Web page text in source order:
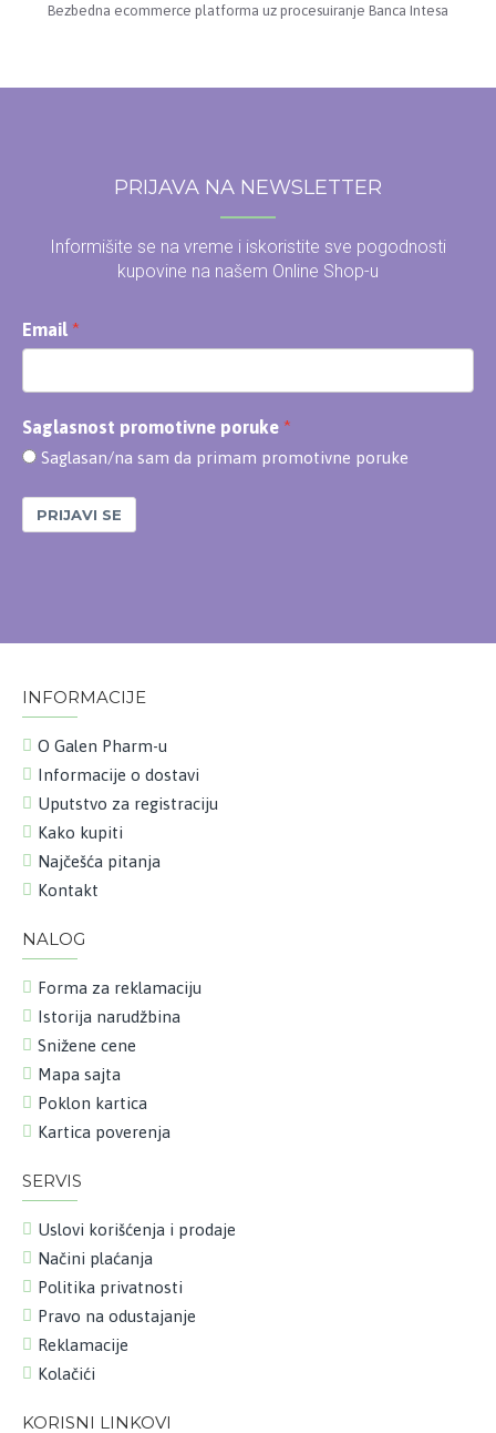
Bezbedna ecommerce platforma uz procesuiranje Banca Intesa
PRIJAVA NA NEWSLETTER
Informišite se na vreme i iskoristite sve pogodnosti
kupovine na našem Online Shop-u
Email
Saglasnost promotivne poruke
Saglasan/na sam da primam promotivne poruke
PRIJAVI SE
INFORMACIJE
O Galen Pharm-u
Informacije o dostavi
Uputstvo za registraciju
Kako kupiti
Najčešća pitanja
Kontakt
NALOG
Forma za reklamaciju
Istorija narudžbina
Snižene cene
Mapa sajta
Poklon kartica
Kartica poverenja
SERVIS
Uslovi korišćenja i prodaje
Načini plaćanja
Politika privatnosti
Pravo na odustajanje
Reklamacije
Kolačići
KORISNI LINKOVI